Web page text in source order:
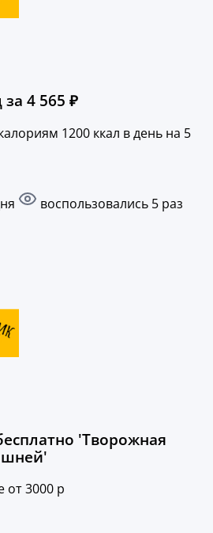
4 565 ₽
1200 ккал в день на 5
воспользовались 5 раз
'Творожная
от 3000 р